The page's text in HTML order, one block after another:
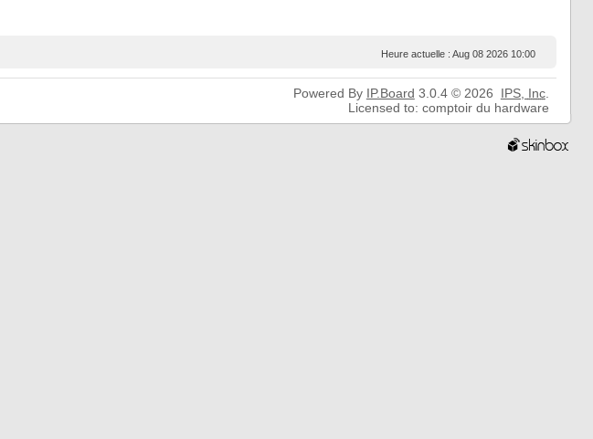
Heure actuelle : Aug 08 2026 10:00
Powered By IP.Board 3.0.4 © 2026 IPS, Inc.
Licensed to: comptoir du hardware